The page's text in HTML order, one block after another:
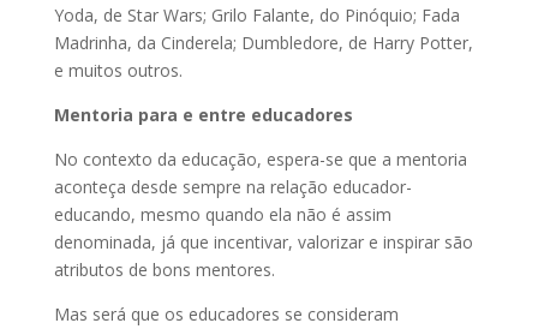
Yoda, de Star Wars; Grilo Falante, do Pinóquio; Fada
Madrinha, da Cinderela; Dumbledore, de Harry Potter,
e muitos outros.
Mentoria para e entre educadores
No contexto da educação, espera-se que a mentoria
aconteça desde sempre na relação educador-
educando, mesmo quando ela não é assim
denominada, já que incentivar, valorizar e inspirar são
atributos de bons mentores.
Mas será que os educadores se consideram